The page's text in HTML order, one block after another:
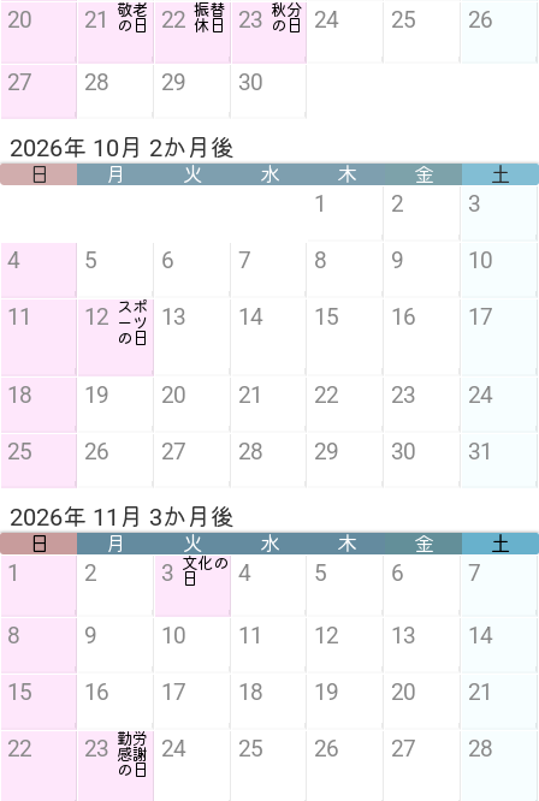
1 2 3 文化の
日
4 5 6 7
8 9 10 11 12 13 14
15 16 17 18 19 20 21
22 23 勤労
感謝
の日
24 25 26 27 28
2026年 11月 3か月後
日 月 火 水 木 金 土
1 2 3
4 5 6 7 8 9 10
11 12
スポ
ーツ
の日
13 14 15 16 17
18 19 20 21 22 23 24
25 26 27 28 29 30 31
2026年 10月 2か月後
日 月 火 水 木 金 土
20 21
敬老
の日
22 振替
休日
23 秋分
の日
24 25 26
27 28 29 30